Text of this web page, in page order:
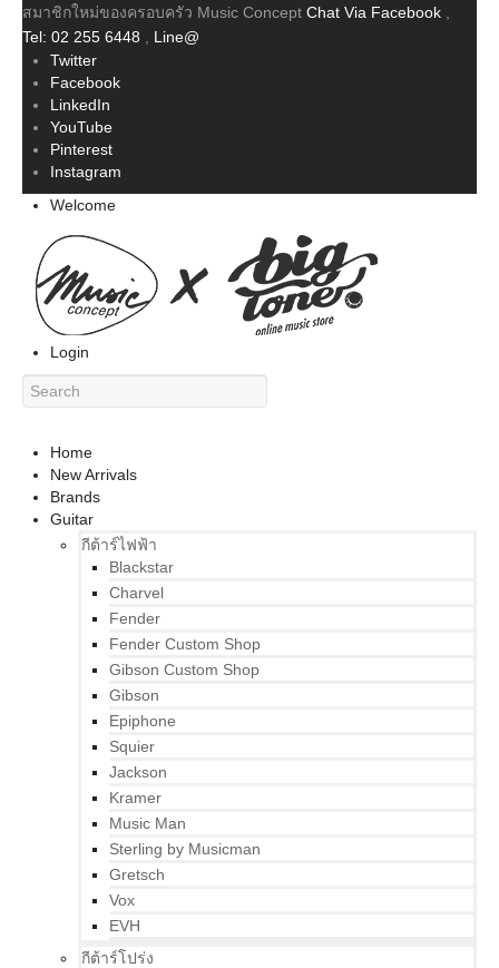
สมาชิกใหม่ของครอบครัว Music Concept Chat Via Facebook
Tel: 02 255 6448
Line@
Twitter
Facebook
LinkedIn
YouTube
Pinterest
Instagram
Welcome
Login
Home
New Arrivals
Brands
Guitar
กีต้าร์ไฟฟ้า
Blackstar
Charvel
Fender
Fender Custom Shop
Gibson Custom Shop
Gibson
Epiphone
Squier
Jackson
Kramer
Music Man
Sterling by Musicman
Gretsch
Vox
EVH
กีต้าร์โปร่ง